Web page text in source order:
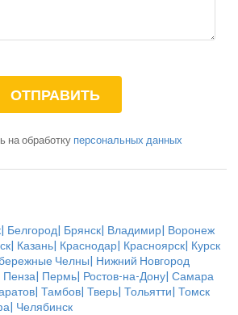
на обработку персональных данных
| Белгород| Брянск| Владимир| Воронеж
| Казань| Краснодар| Красноярск| Курск
Челны| Нижний Новгород
Пенза| Пермь| Ростов-на-Дону| Самара
| Тамбов| Тверь| Тольятти| Томск
| Челябинск